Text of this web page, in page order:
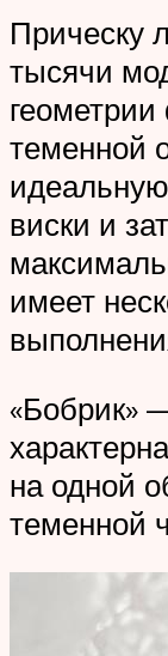
Прическу
тысячи
теменной
виски и
имеет
«Бобрик»
на одной
теменной